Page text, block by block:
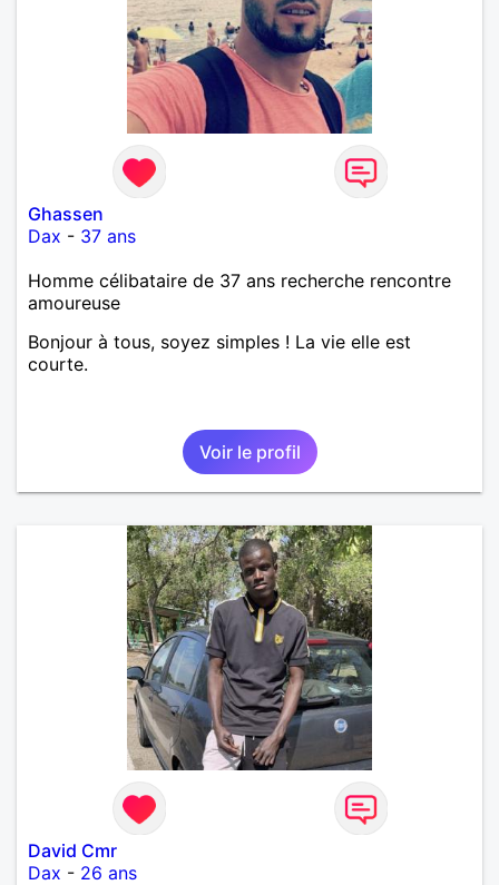
Ghassen
Dax - 37 ans
Homme célibataire de 37 ans recherche rencontre
amoureuse
Bonjour à tous, soyez simples ! La vie elle est
courte.
Voir le profil
David Cmr
Dax - 26 ans